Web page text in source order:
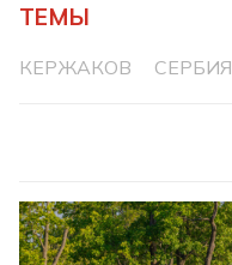
ТЕМЫ
КЕРЖАКОВ СЕРБИЯ